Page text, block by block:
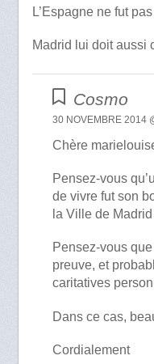
L’Espagne ne fut
Madrid lui doit aussi
Cosmo
30 NOVEMBRE 2014
Chère
Pensez-vous
de vivre fut son
la Ville de
Pensez-vous
preuve, et
caritatives
Dans ce cas,
Cordialement